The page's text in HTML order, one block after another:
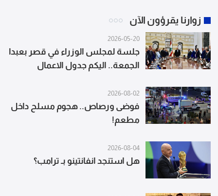
زوارنا يقرؤون الآن
2026-05-20
جلسة لمجلس الوزراء في قصر بعبدا
الجمعة.. اليكم جدول الاعمال
2026-08-02
فوضى ورصاص.. هجوم مسلح داخل
مطعم!
2026-08-04
هل استنجد انفانتينو بـ ترامب؟